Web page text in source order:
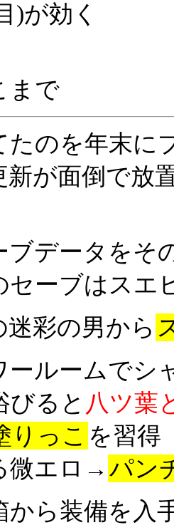
)が効く
まで
たのを年末に
新が面倒で放
ブデータをそ
セーブはスエ
彩の男から
ールームでシ
びると 八ツ葉
りっこ を習得
微エロ→ パン
から装備を入